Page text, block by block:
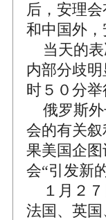
后，安理
和中国外
当天的表
内部分歧
时５０分
俄罗斯外
会的有关
果美国企
会“引发新
１月２７
法国、英